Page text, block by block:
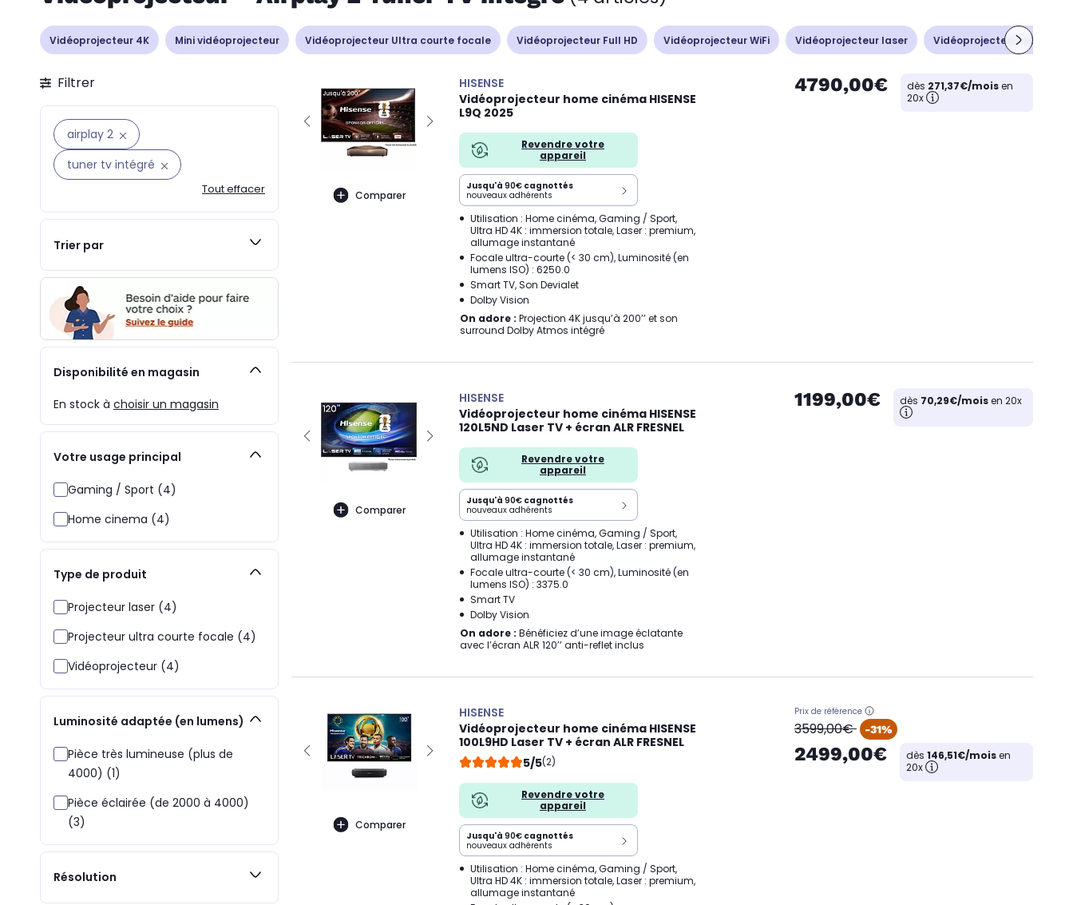
Vidéoprojecteur 4K Mini vidéoprojecteur Vidéoprojecteur Ultra courte focale Vidéoprojecteur Full HD Vidéoprojecteur WiFi Vidéoprojecteur laser Vidéoprojecteur LED
Filtrer
airplay 2
tuner tv intégré
Tout effacer
Trier par
Disponibilité en magasin
En stock à choisir un magasin
Votre usage principal
Gaming / Sport (4)
Home cinema (4)
Type de produit
Projecteur laser (4)
Projecteur ultra courte focale (4)
Vidéoprojecteur (4)
Luminosité adaptée (en lumens)
Pièce très lumineuse (plus de
4000) (1)
Pièce éclairée (de 2000 à 4000)
(3)
Résolution
Comparer
HISENSE
Vidéoprojecteur home cinéma HISENSE
L9Q 2025
Revendre votre
appareil
Jusqu'à 90€ cagnottés
nouveaux adhérents
Utilisation : Home cinéma, Gaming / Sport,
Ultra HD 4K : immersion totale, Laser : premium,
allumage instantané
Focale ultra-courte (< 30 cm), Luminosité (en
lumens ISO) : 6250.0
Smart TV, Son Devialet
Dolby Vision
On adore : Projection 4K jusqu’à 200’’ et son
surround Dolby Atmos intégré
4790,00€ dès 271,37€/moisen
20x
Comparer
HISENSE
Vidéoprojecteur home cinéma HISENSE
120L5ND Laser TV + écran ALR FRESNEL
Revendre votre
appareil
Jusqu'à 90€ cagnottés
nouveaux adhérents
Utilisation : Home cinéma, Gaming / Sport,
Ultra HD 4K : immersion totale, Laser : premium,
allumage instantané
Focale ultra-courte (< 30 cm), Luminosité (en
lumens ISO) : 3375.0
Smart TV
Dolby Vision
On adore : Bénéficiez d’une image éclatante
avec l’écran ALR 120’’ anti-reflet inclus
1199,00€ dès 70,29€/moisen 20x
Comparer
HISENSE
Vidéoprojecteur home cinéma HISENSE
100L9HD Laser TV + écran ALR FRESNEL
5/5(2)
Revendre votre
appareil
Jusqu'à 90€ cagnottés
nouveaux adhérents
Utilisation : Home cinéma, Gaming / Sport,
Ultra HD 4K : immersion totale, Laser : premium,
allumage instantané
Prix de référence
oldPrice
3599,00€ -31%
2499,00€ dès 146,51€/moisen
20x